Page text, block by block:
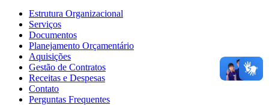
Estrutura Organizacional
Serviços
Documentos
Planejamento Orçamentário
Aquisições
Gestão de Contratos
Receitas e Despesas
Contato
Perguntas Frequentes